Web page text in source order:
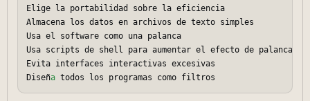
Elige la portabilidad sobre la eficiencia
Almacena los datos en archivos de texto simples
Usa el software como una palanca
Usa scripts de shell para aumentar el efecto de palanca
Evita interfaces interactivas excesivas
Diseña